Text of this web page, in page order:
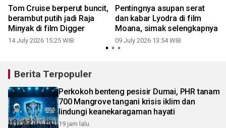
Tom Cruise berperut buncit,
berambut putih jadi Raja
Minyak di film Digger
14 July 2026 15:25 WIB
Pentingnya asupan serat
dan kabar Lyodra di film
Moana, simak selengkapnya
09 July 2026 13:54 WIB
Berita Terpopuler
Perkokoh benteng pesisir Dumai, PHR tanam
700 Mangrove tangani krisis iklim dan
lindungi keanekaragaman hayati
19 jam lalu